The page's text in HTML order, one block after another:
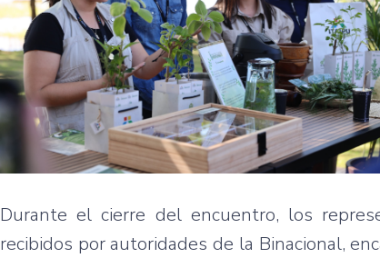
Durante el cierre del encuentro, los
recibidos por autoridades de la Binacional,